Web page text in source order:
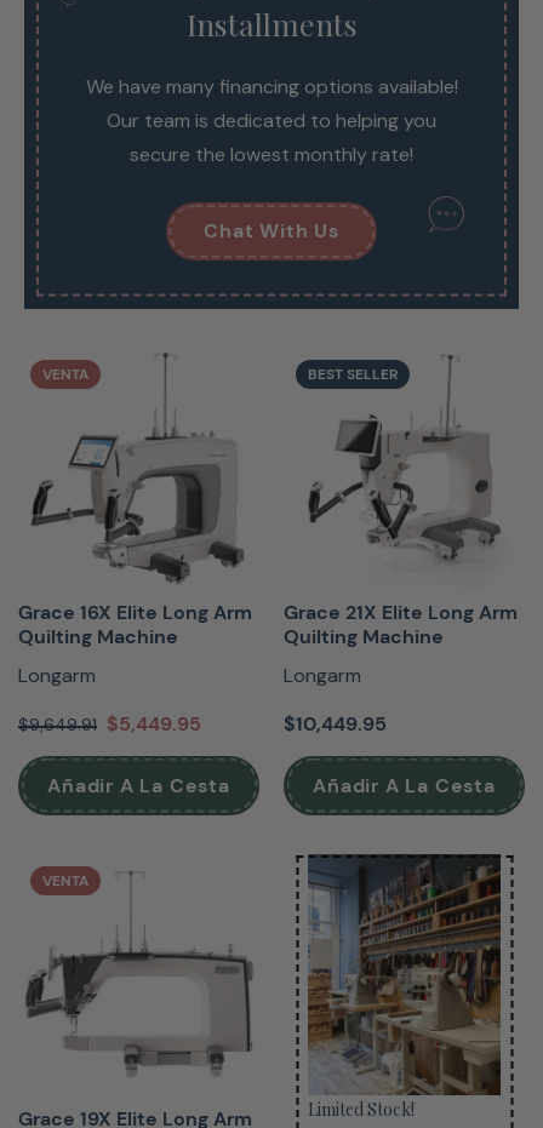
Installments
We have many financing options available!
Our team is dedicated to helping you
secure the lowest monthly rate!
Chat With Us
VENTA
Grace 16X Elite Long Arm
Quilting Machine
Longarm
$9,649.91 $5,449.95
Añadir A La Cesta
BEST SELLER
Grace 21X Elite Long Arm
Quilting Machine
Longarm
$10,449.95
Añadir A La Cesta
VENTA
Grace 19X Elite Long Arm Limited Stock!